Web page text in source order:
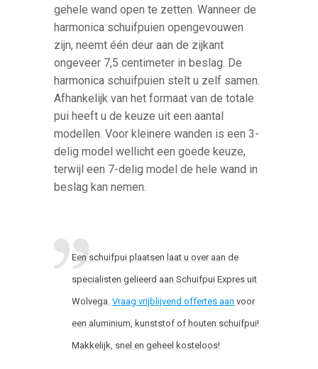
gehele wand open te zetten. Wanneer de
harmonica schuifpuien opengevouwen
zijn, neemt één deur aan de zijkant
ongeveer 7,5 centimeter in beslag. De
harmonica schuifpuien stelt u zelf samen.
Afhankelijk van het formaat van de totale
pui heeft u de keuze uit een aantal
modellen. Voor kleinere wanden is een 3-
delig model wellicht een goede keuze,
terwijl een 7-delig model de hele wand in
beslag kan nemen.
Een schuifpui plaatsen laat u over aan de
specialisten gelieerd aan Schuifpui Expres uit
Wolvega.Vraag vrijblijvend offertes aan voor
een aluminium, kunststof of houten schuifpui!
Makkelijk, snel en geheel kosteloos!